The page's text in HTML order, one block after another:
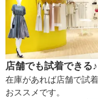
そでの長さ
アームホール
バスト
生地の厚さ
裏地
店舗でも試着できる♪
在庫があれば店舗で試
おススメです。